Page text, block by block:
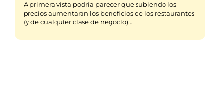
A primera vista podría parecer que subiendo los
precios aumentarán los beneficios de los restaurantes
(y de cualquier clase de negocio)…